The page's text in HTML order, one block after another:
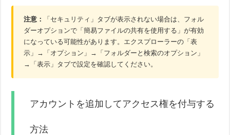
注意：
「セキュリティ」タブが表示されない場合は、フォル
ダーオプションで「簡易ファイルの共有を使用する」が有効
になっている可能性があります。エクスプローラーの「表
示」→「オプション」→「フォルダーと検索のオプション」
→「表示」タブで設定を確認してください。
アカウントを追加してアクセス権を付与する
方法